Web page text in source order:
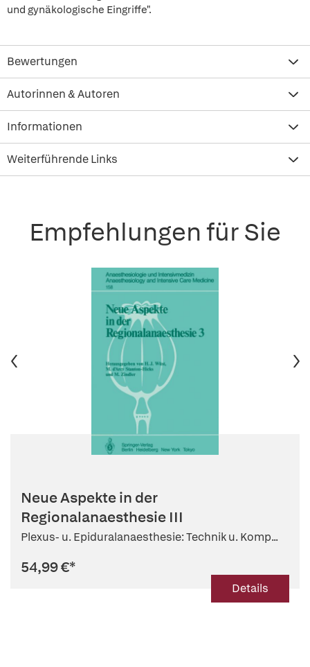
und gynäkologische Eingriffe".
Bewertungen
Autorinnen & Autoren
Informationen
Weiterführende Links
Empfehlungen für Sie
Neue Aspekte in der
Regionalanaesthesie III
Plexus- u. Epiduralanaesthesie: Technik u. Komp...
54,99 €*
Details